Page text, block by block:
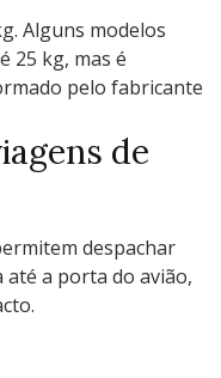
Alguns modelos
25 kg, mas é
pelo fabricante
de
despachar
a porta do avião,